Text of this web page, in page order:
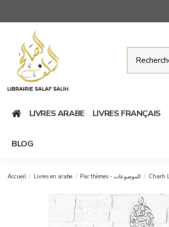
LIVRES ARABE LIVRES FRANÇAIS
BLOG
Accueil Livres en arabe Par thèmes - الموضوعات